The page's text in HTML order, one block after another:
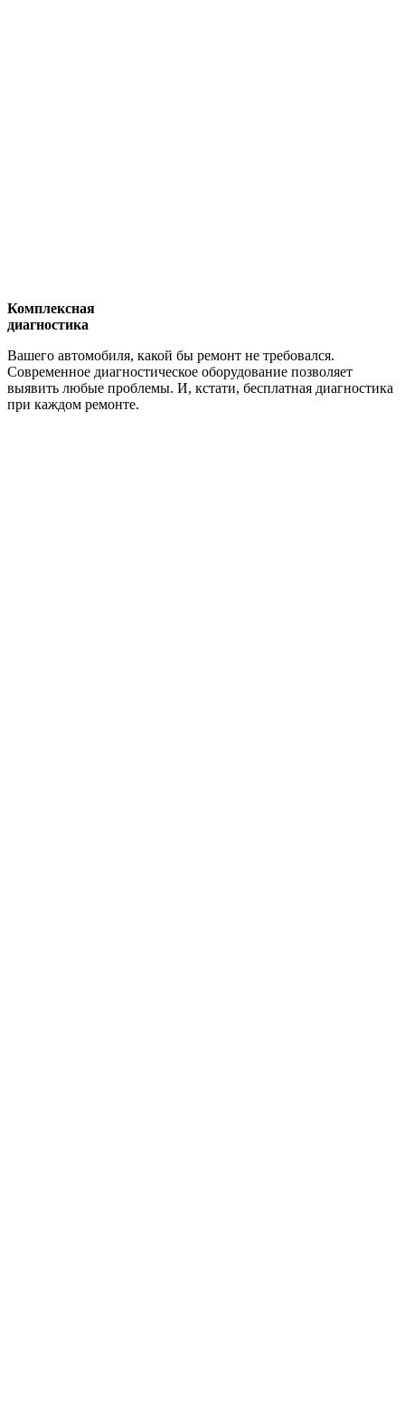
Комплексная
диагностика
Вашего автомобиля, какой бы ремонт не требовался.
Современное диагностическое оборудование позволяет
выявить любые проблемы. И, кстати, бесплатная диагностика
при каждом ремонте.